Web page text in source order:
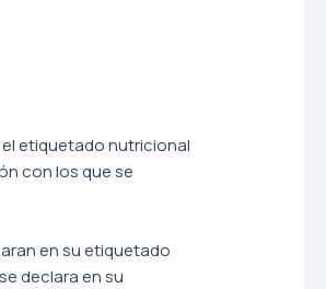
el etiquetado nutricional
con los que se
en su etiquetado
declara en su